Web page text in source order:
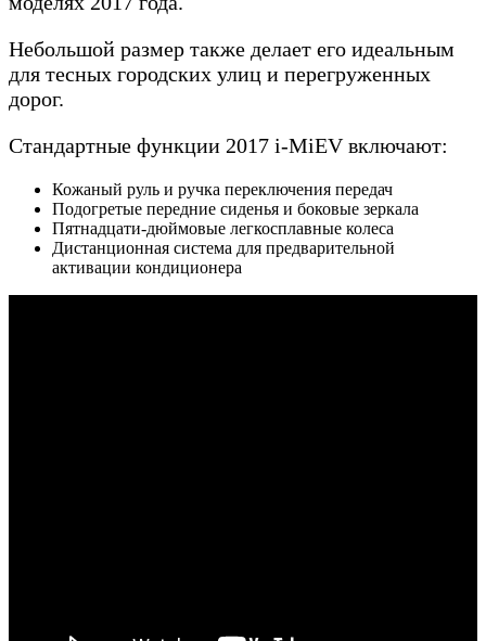
Небольшой размер также делает его идеальным
для тесных городских улиц и перегруженных
дорог.
Стандартные функции 2017 i-MiEV включают:
Кожаный руль и ручка переключения передач
Подогретые передние сиденья и боковые зеркала
Пятнадцати-дюймовые легкосплавные колеса
Дистанционная система для предварительной
активации кондиционера